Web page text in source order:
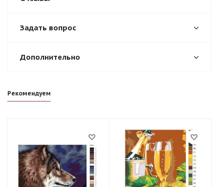
Задать вопрос
Дополнительно
Рекомендуем